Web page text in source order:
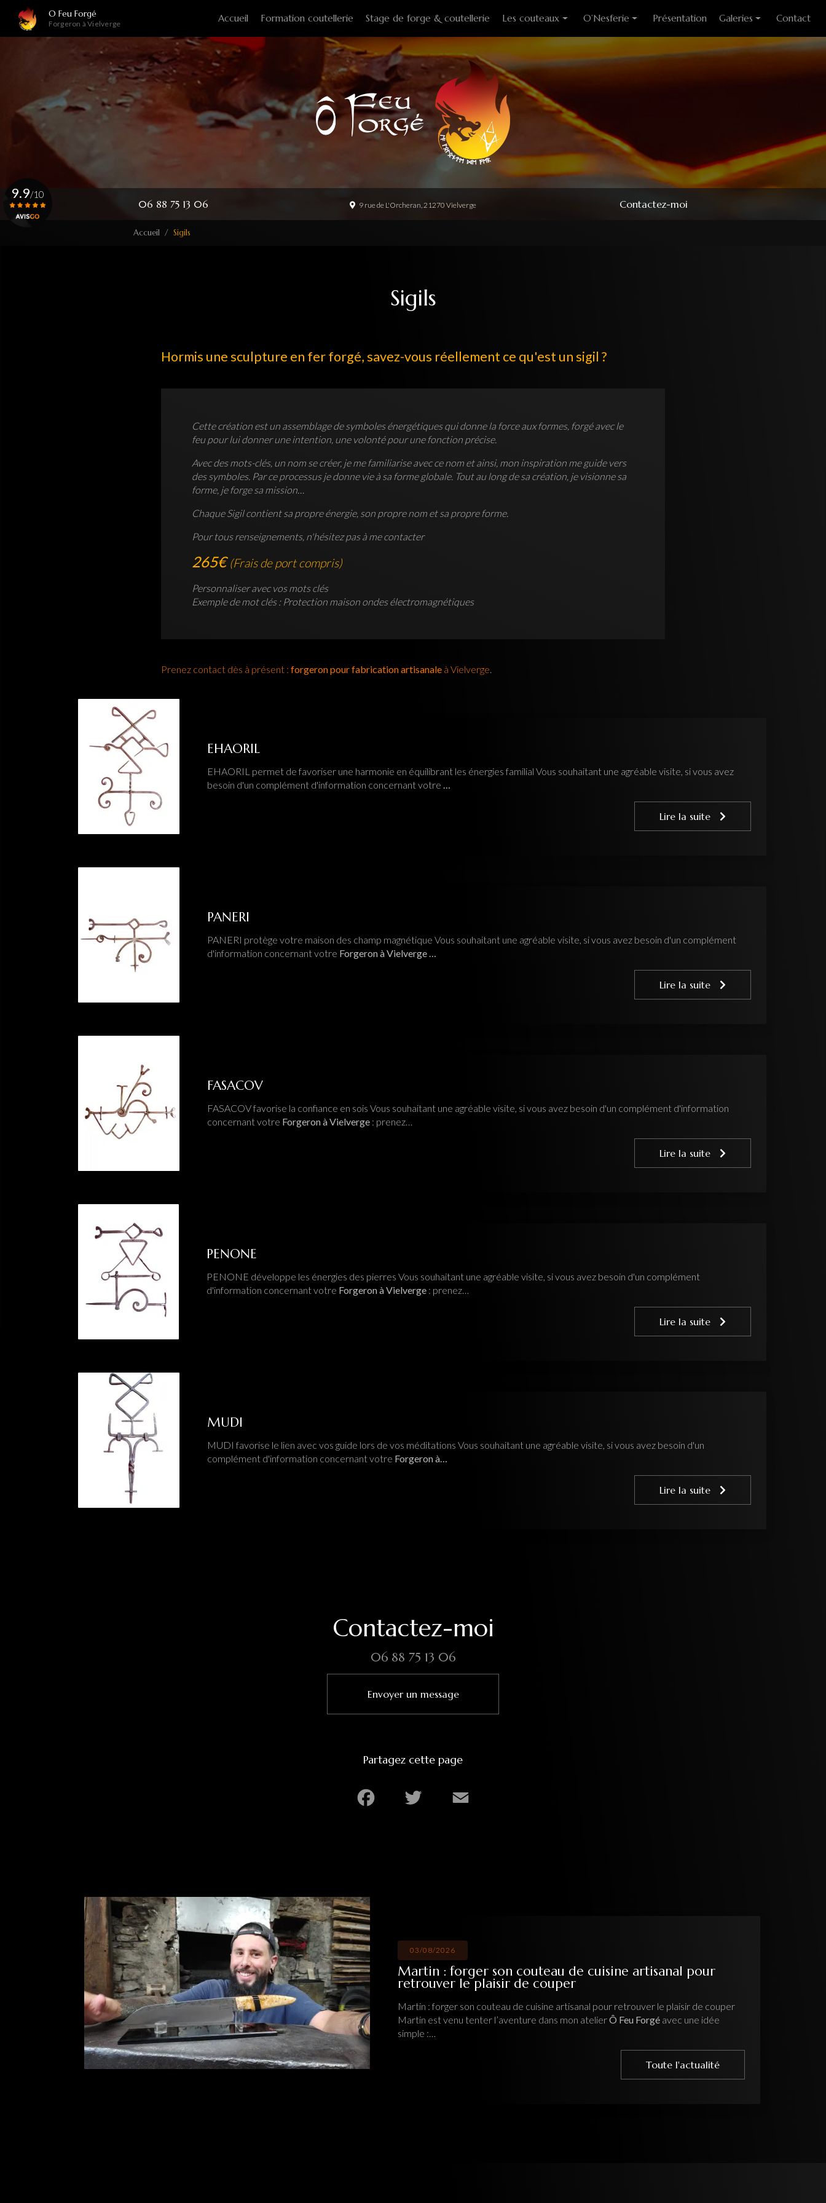
contenu
O Feu Forgé
Forgeron à Vielverge Accueil Formation coutellerie Stage de forge & coutellerie Les couteaux
Couteaux fixes
Couteaux pliants
Couteaux de cuisine
Couteaux de table
Couteaux à huitre
Tire-bouchons
Option
O’Nesferie
Encens Artisanal
Présentation Galeries
Photo des stages
Contact
06 88 75 13 06 9 rue de L'Orcheran, 21270 Vielverge Contactez-moi
9.9/10
Accueil Sigils
Sigils
Hormis une sculpture en fer forgé, savez-vous réellement ce qu'est un sigil ?
Cette création est un assemblage de symboles énergétiques qui donne la force aux formes, forgé avec le
feu pour lui donner une intention, une volonté pour une fonction précise.
Avec des mots-clés, un nom se créer, je me familiarise avec ce nom et ainsi, mon inspiration me guide vers
des symboles. Par ce processus je donne vie à sa forme globale. Tout au long de sa création, je visionne sa
forme, je forge sa mission…
Chaque Sigil contient sa propre énergie, son propre nom et sa propre forme.
Pour tous renseignements, n'hésitez pas à me contacter
265€ (Frais de port compris)
Personnaliser avec vos mots clés
Exemple de mot clés : Protection maison ondes électromagnétiques
Prenez contact dès à présent : forgeron pour fabrication artisanale à Vielverge.
EHAORIL
EHAORIL permet de favoriser une harmonie en équilibrant les énergies familial Vous souhaitant une agréable visite, si vous avez
besoin d'un complément d'information concernant votre …
Lire la suite
PANERI
PANERI protège votre maison des champ magnétique Vous souhaitant une agréable visite, si vous avez besoin d'un complément
d'information concernant votre Forgeron à Vielverge …
Lire la suite
FASACOV
FASACOV favorise la confiance en sois Vous souhaitant une agréable visite, si vous avez besoin d'un complément d'information
concernant votre Forgeron à Vielverge : prenez…
Lire la suite
PENONE
PENONE développe les énergies des pierres Vous souhaitant une agréable visite, si vous avez besoin d'un complément
d'information concernant votre Forgeron à Vielverge : prenez…
Lire la suite
MUDI
MUDI favorise le lien avec vos guide lors de vos méditations Vous souhaitant une agréable visite, si vous avez besoin d'un
complément d'information concernant votre Forgeron à…
Lire la suite
Contactez-moi
06 88 75 13 06
Envoyer un message
Partagez cette page
03/08/2026
Martin : forger son couteau de cuisine artisanal pour
retrouver le plaisir de couper
Martin : forger son couteau de cuisine artisanal pour retrouver le plaisir de couper
Martin est venu tenter l’aventure dans mon atelierÔ Feu Forgé avec une idée
simple :…
Toute l'actualité